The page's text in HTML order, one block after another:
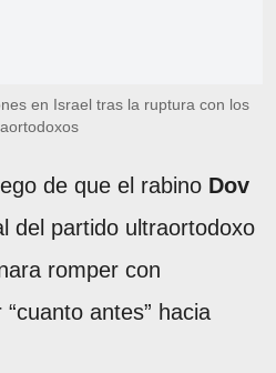
en Israel tras la ruptura con los
de que el rabino Dov
del partido ultraortodoxo
romper con
antes” hacia